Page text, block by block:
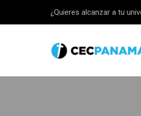
¿Quieres alcanzar a tu